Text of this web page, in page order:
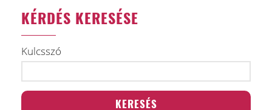
KÉRDÉS KERESÉSE
Kulcsszó